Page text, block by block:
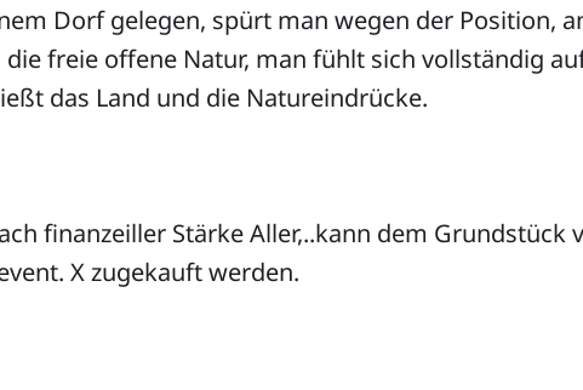
Dorf gelegen, spürt man wegen der Position,
die freie offene Natur, man fühlt sich vollständig
das Land und die Natureindrücke.
finanzeiller Stärke Aller,..kann dem Grundstück
X zugekauft werden.